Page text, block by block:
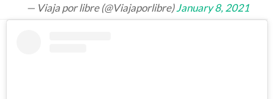
— Viaja por libre (@Viajaporlibre)January 8, 2021